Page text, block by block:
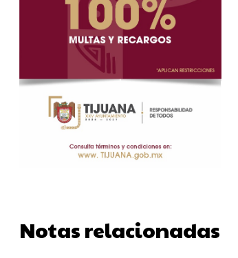
Notas relacionadas